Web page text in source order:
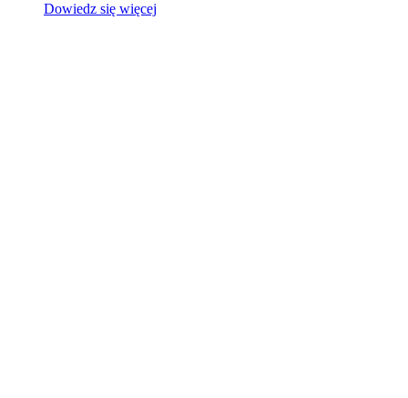
Dowiedz się więcej